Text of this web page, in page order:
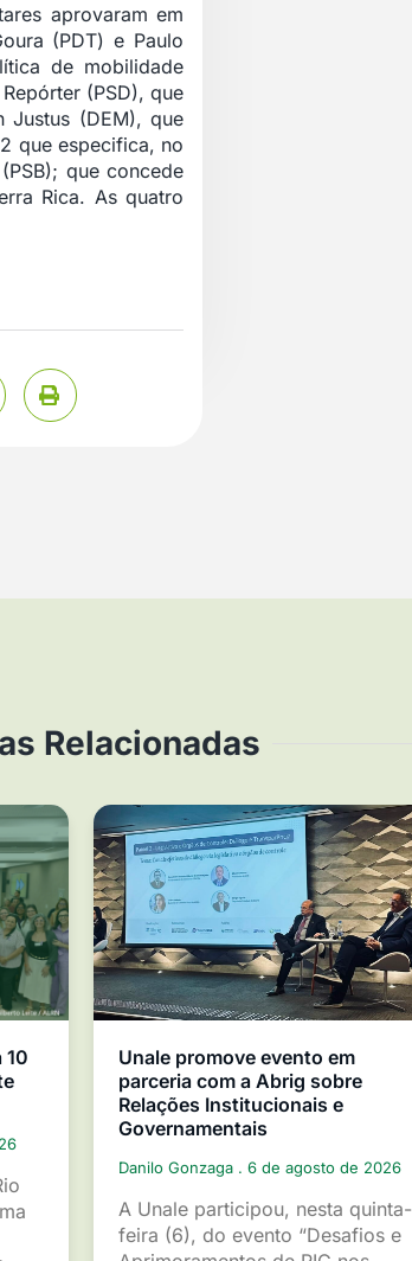
aprovaram em
(PDT) e Paulo
de mobilidade
(PSD), que
Justus (DEM), que
que especifica, no
que concede
Rica. As quatro
Relacionadas
10
Unale promove evento em
parceria com a Abrig sobre
Relações Institucionais e
Governamentais
Danilo Gonzaga 6 de agosto de 2026
A Unale participou, nesta quinta-
feira (6), do evento “Desafios e